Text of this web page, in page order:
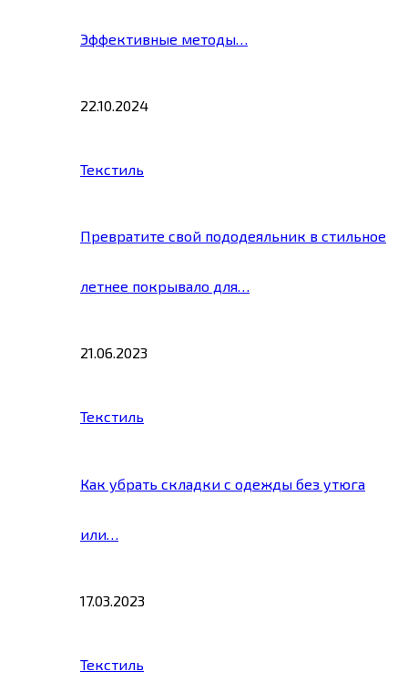
Эффективные методы…
22.10.2024
Текстиль
Превратите свой пододеяльник в стильное
летнее покрывало для…
21.06.2023
Текстиль
Как убрать складки с одежды без утюга
или…
17.03.2023
Текстиль